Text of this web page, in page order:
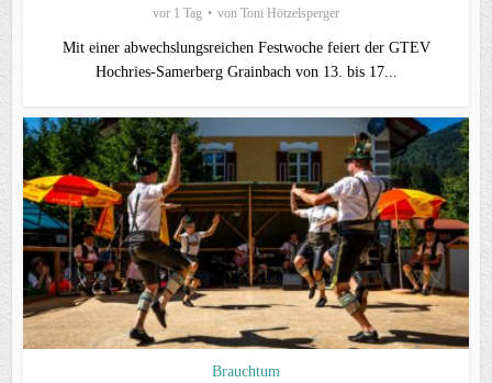
vor 1 Tag von Toni Hötzelsperger
Mit einer abwechslungsreichen Festwoche feiert der GTEV
Hochries-Samerberg Grainbach von 13. bis 17...
Brauchtum